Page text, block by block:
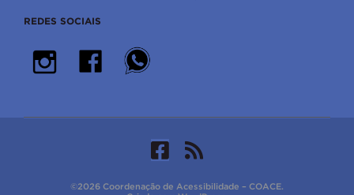
REDES SOCIAIS
©2026 Coordenação de Acessibilidade – COACE.